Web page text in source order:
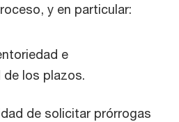
y en particular:
e
los plazos.
de solicitar prórrogas